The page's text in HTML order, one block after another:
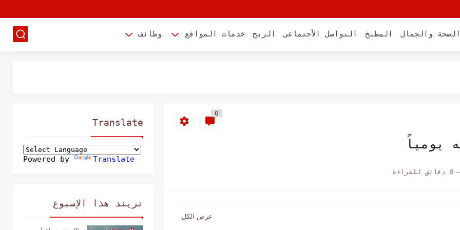
الصحة والجمال المطبخ التواصل الأجتماعى الربح خدمات المواقع وظائف
على إدمان شريك حياتك
0
يومياً
8 دقائق للقراءة
Translate
Powered by Translate
تريند هذا الإسبوع